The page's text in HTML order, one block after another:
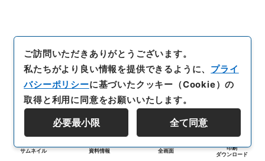
サムネイル 資料情報 全画面
印刷
ダウンロード
ご訪問いただきありがとうございます。
私たちがより良い情報を提供できるように、 プライ
バシーポリシーに基づいたクッキー（Cookie）の
取得と利用に同意をお願いいたします。
必要最小限 全て同意